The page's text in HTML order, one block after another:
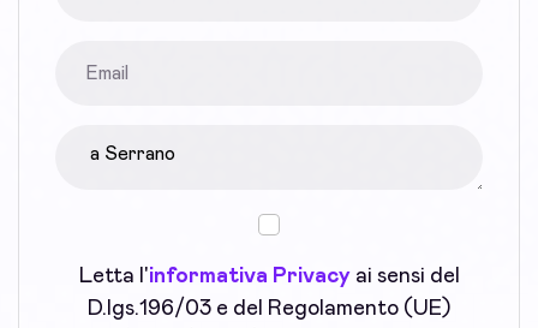
Letta l'informativa Privacyai sensi del
D.lgs.196/03 e del Regolamento (UE)